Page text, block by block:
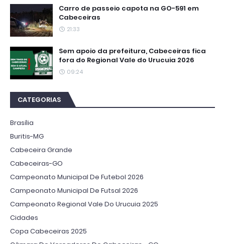
Carro de passeio capota na GO-591 em
Cabeceiras
21:33
Sem apoio da prefeitura, Cabeceiras fica
fora do Regional Vale do Urucuia 2026
09:24
CATEGORIAS
Brasília
Buritis-MG
Cabeceira Grande
Cabeceiras-GO
Campeonato Municipal De Futebol 2026
Campeonato Municipal De Futsal 2026
Campeonato Regional Vale Do Urucuia 2025
Cidades
Copa Cabeceiras 2025